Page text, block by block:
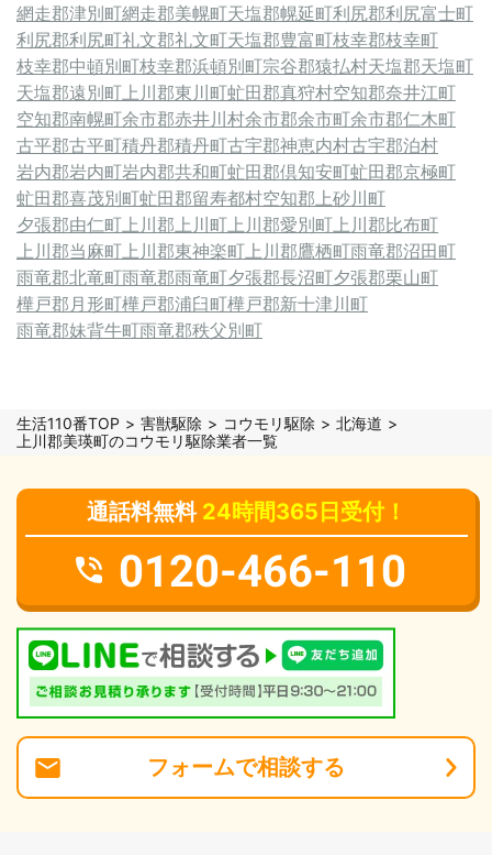
網走郡津別町網走郡美幌町天塩郡幌延町利尻郡利尻富士町
利尻郡利尻町礼文郡礼文町天塩郡豊富町枝幸郡枝幸町
枝幸郡中頓別町枝幸郡浜頓別町宗谷郡猿払村天塩郡天塩町
天塩郡遠別町上川郡東川町虻田郡真狩村空知郡奈井江町
空知郡南幌町余市郡赤井川村余市郡余市町余市郡仁木町
古平郡古平町積丹郡積丹町古宇郡神恵内村古宇郡泊村
岩内郡岩内町岩内郡共和町虻田郡倶知安町虻田郡京極町
虻田郡喜茂別町虻田郡留寿都村空知郡上砂川町
夕張郡由仁町上川郡上川町上川郡愛別町上川郡比布町
上川郡当麻町上川郡東神楽町上川郡鷹栖町雨竜郡沼田町
雨竜郡北竜町雨竜郡雨竜町夕張郡長沼町夕張郡栗山町
樺戸郡月形町樺戸郡浦臼町樺戸郡新十津川町
雨竜郡妹背牛町雨竜郡秩父別町
生活110番TOP 害獣駆除 コウモリ駆除
北海道
上川郡美瑛町のコウモリ駆除業者一覧
通話料無料 24時間365日受付！
0120-466-110
フォームで相談する